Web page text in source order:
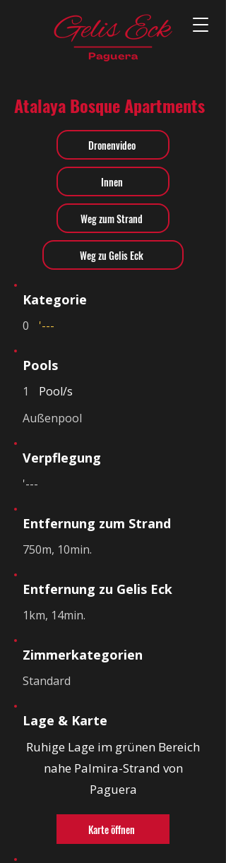
Atalaya Bosque Apartments
Dronenvideo
Innen
Weg zum Strand
Weg zu Gelis Eck
Kategorie
0 '---
Pools
1
Pool/s
Außenpool
Verpflegung
'---
Entfernung zum Strand
750m, 10min.
Entfernung zu Gelis Eck
1km, 14min.
Zimmerkategorien
Standard
Lage & Karte
Ruhige Lage im grünen Bereich
nahe Palmira-Strand von
Paguera
Karte öffnen